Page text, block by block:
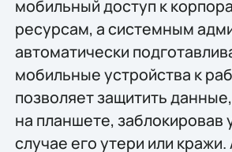
мобильный доступ к
ресурсам, а системным
автоматически
мобильные устройства к
позволяет защитить
на планшете, заблокировав
случае его утери или кражи.